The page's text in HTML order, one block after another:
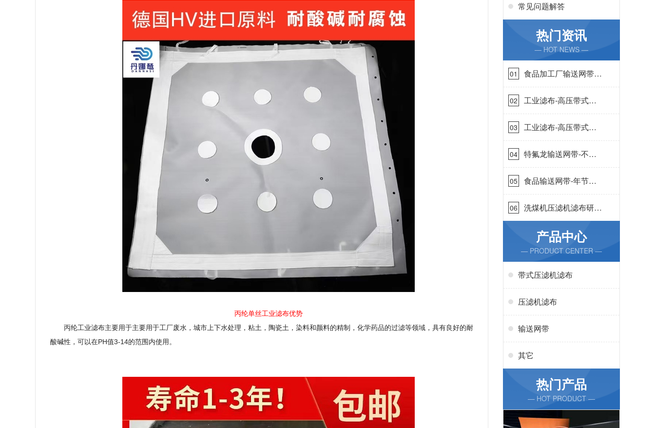
丙纶单丝工业滤布优势
丙纶工业滤布主要用于主要用于工厂废水，城市上下水处理，粘土，陶瓷土，染料和颜料的精制，化学药品的过滤等领域，具有良好的耐
酸碱性，可以在PH值3-14的范围内使用。
常见问题解答
热门资讯
— HOT NEWS —
01
食品加工厂输送网带哪
里有-耐温耐磨{丹娜鸶
过滤}
02
工业滤布-高压带式滤
布需要高强耐磨吗{丹
娜鸶过滤}
03
工业滤布-高压带式滤
布一定要高强耐磨{丹
娜鸶过滤}
04
特氟龙输送网带-不惧
高温{丹娜鸶过滤}
05
食品输送网带-年节省
成本75万{丹娜鸶过滤}
06
洗煤机压滤机滤布研发
生产-按需定制{丹娜鸶
过滤}产品中心
— PRODUCT CENTER —
带式压滤机滤布
压滤机滤布
输送网带
其它
热门产品
— HOT PRODUCT —